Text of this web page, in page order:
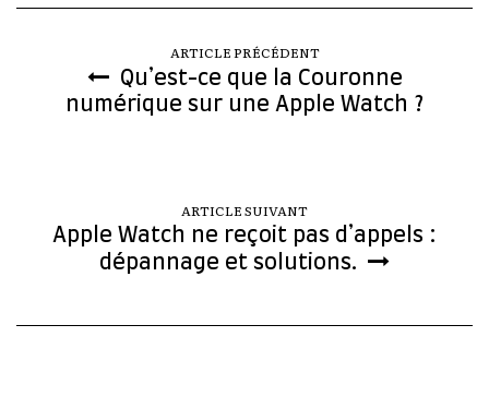
ARTICLE PRÉCÉDENT
Qu’est-ce que la Couronne
numérique sur une Apple Watch ?
ARTICLE SUIVANT
Apple Watch ne reçoit pas d’appels :
dépannage et solutions.